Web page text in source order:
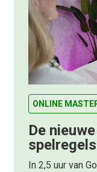
ONLINE
De
spelregels
In 2,5 uur van